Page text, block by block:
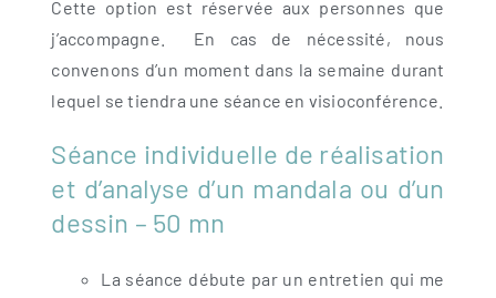
Cette option est réservée aux personnes que
j’accompagne. En cas de nécessité, nous
convenons d’un moment dans la semaine durant
lequel se tiendra une séance en visioconférence.
Séance individuelle de réalisation
et d’analyse d’un mandala ou d’un
dessin – 50 mn
La séance débute par un entretien qui me